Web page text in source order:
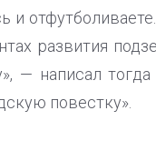
и
развития
— написал
повестку».